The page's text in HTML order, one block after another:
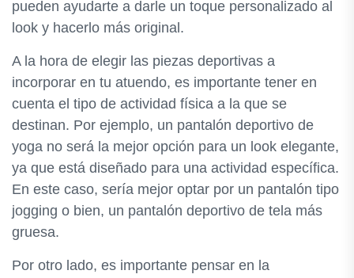
pueden ayudarte a darle un toque personalizado al
look y hacerlo más original.
A la hora de elegir las piezas deportivas a
incorporar en tu atuendo, es importante tener en
cuenta el tipo de actividad física a la que se
destinan. Por ejemplo, un pantalón deportivo de
yoga no será la mejor opción para un look elegante,
ya que está diseñado para una actividad específica.
En este caso, sería mejor optar por un pantalón tipo
jogging o bien, un pantalón deportivo de tela más
gruesa.
Por otro lado, es importante pensar en la